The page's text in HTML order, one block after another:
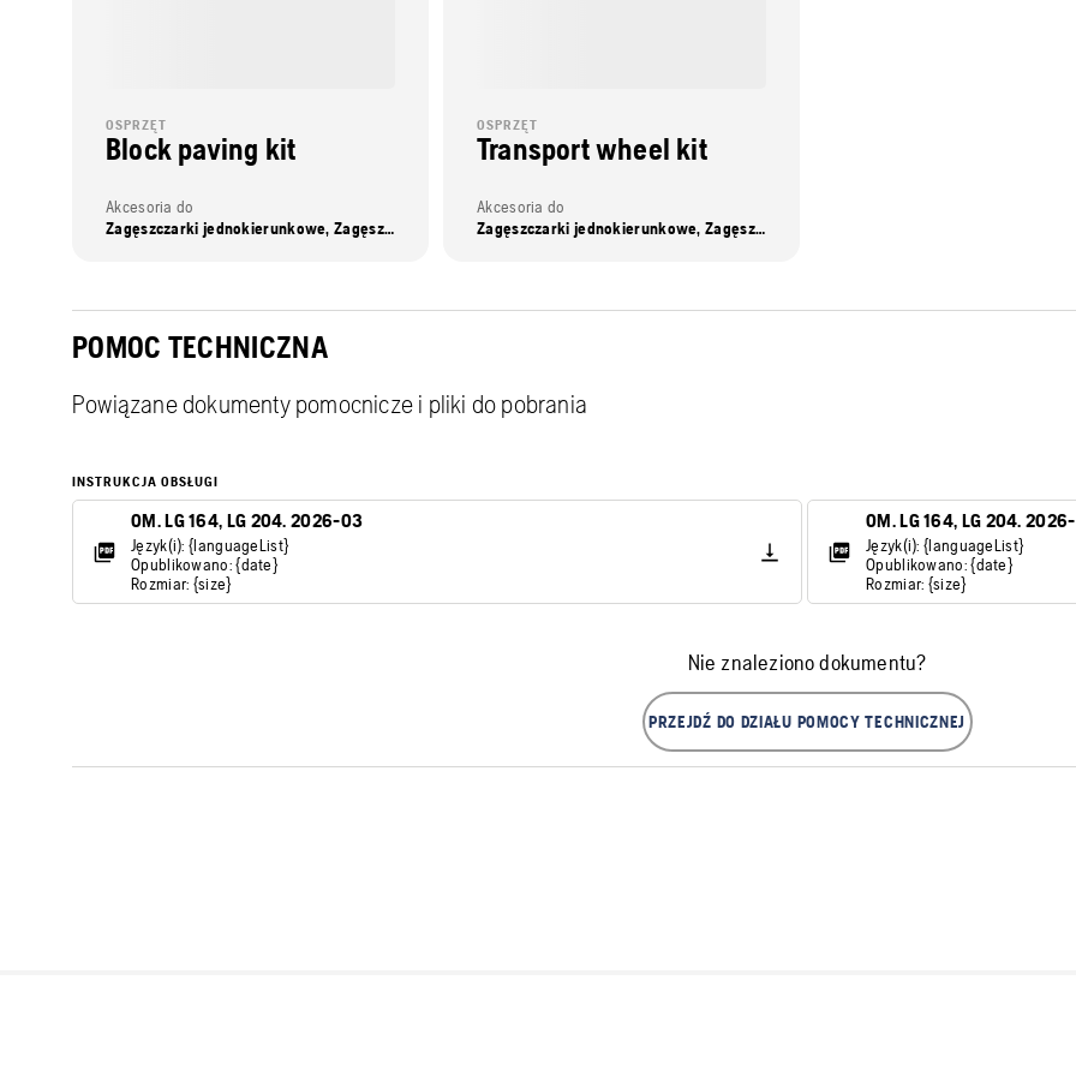
OSPRZĘT
Block paving kit
Akcesoria do
Zagęszczarki jednokierunkowe, Zagęszczarki dwukierunkowe
OSPRZĘT
Transport wheel kit
Akcesoria do
Zagęszczarki jednokierunkowe, Zagęszczarki dwukierunkowe , Ubijaki
POMOC TECHNICZNA
Powiązane dokumenty pomocnicze i pliki do pobrania
INSTRUKCJA OBSŁUGI
OM. LG 164, LG 204. 2026-03
Język(i): {languageList}
Opublikowano: {date}
Rozmiar: {size}
OM. LG 164, LG 204.
Język(i): {languageList}
Opublikowano: {date}
Rozmiar: {size}
Nie znaleziono dokumentu?
PRZEJDŹ DO DZIAŁU POMOCY TECHNICZNEJ